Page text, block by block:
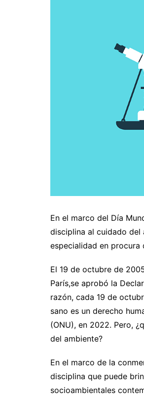
En el marco del Día
disciplina al cuidado del
especialidad en
El 19 de octubre de
París,se aprobó la
razón, cada 19 de
sano es un derecho
(ONU), en 2022. Pero,
del ambiente?
En el marco de la
disciplina que puede
socioambientales